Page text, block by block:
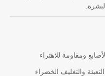
للاهتراء
والتغليف الخضراء